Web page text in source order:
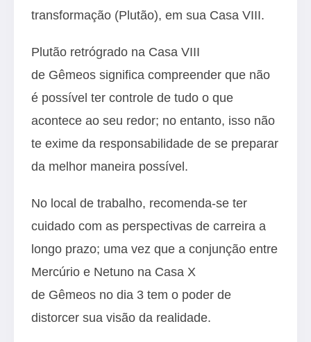
transformação (Plutão), em sua Casa VIII.
Plutão retrógrado na Casa VIII
de Gêmeos significa compreender que não
é possível ter controle de tudo o que
acontece ao seu redor; no entanto, isso não
te exime da responsabilidade de se preparar
da melhor maneira possível.
No local de trabalho, recomenda-se ter
cuidado com as perspectivas de carreira a
longo prazo; uma vez que a conjunção entre
Mercúrio e Netuno na Casa X
de Gêmeos no dia 3 tem o poder de
distorcer sua visão da realidade.